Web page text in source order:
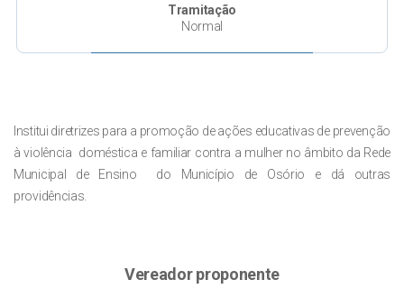
Tramitação
Normal
Institui diretrizes para a promoção de ações educativas de prevenção
à violência doméstica e familiar contra a mulher no âmbito da Rede
Municipal de Ensino do Município de Osório e dá outras
providências.
Vereador proponente